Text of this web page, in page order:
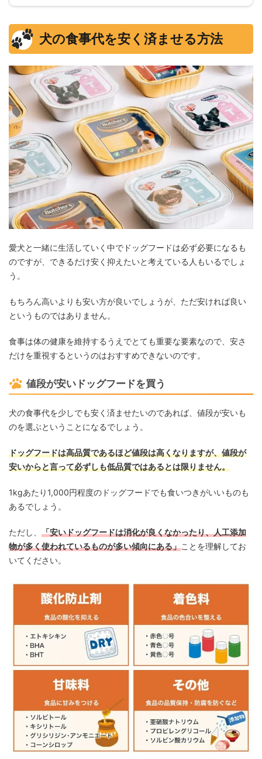
犬の食事代を安く済ませる方法
愛犬と一緒に生活していく中でドッグフードは必ず必要になるも
のですが、できるだけ安く抑えたいと考えている人もいるでしょ
う。
もちろん高いよりも安い方が良いでしょうが、ただ安ければ良い
というものではありません。
食事は体の健康を維持するうえでとても重要な要素なので、安さ
だけを重視するというのはおすすめできないのです。
値段が安いドッグフードを買う
犬の食事代を少しでも安く済ませたいのであれば、値段が安いも
のを選ぶということになるでしょう。
ドッグフードは高品質であるほど値段は高くなりますが、値段が
安いからと言って必ずしも低品質ではあるとは限りません。
1kgあたり1,000円程度のドッグフードでも食いつきがいいものも
あるでしょう。
ただし、 「安いドッグフードは消化が良くなかったり、人工添加
物が多く使われているものが多い傾向にある」ことを理解してお
いてください。